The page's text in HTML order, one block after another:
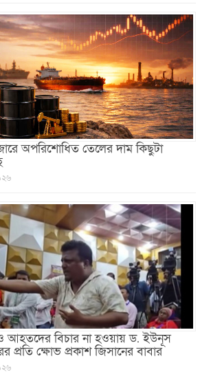
অপরিশোধিত তেলের দাম কিছুটা
আহতদের বিচার না হওয়ায় ড. ইউনূস
প্রতি ক্ষোভ প্রকাশ জিসানের বাবার